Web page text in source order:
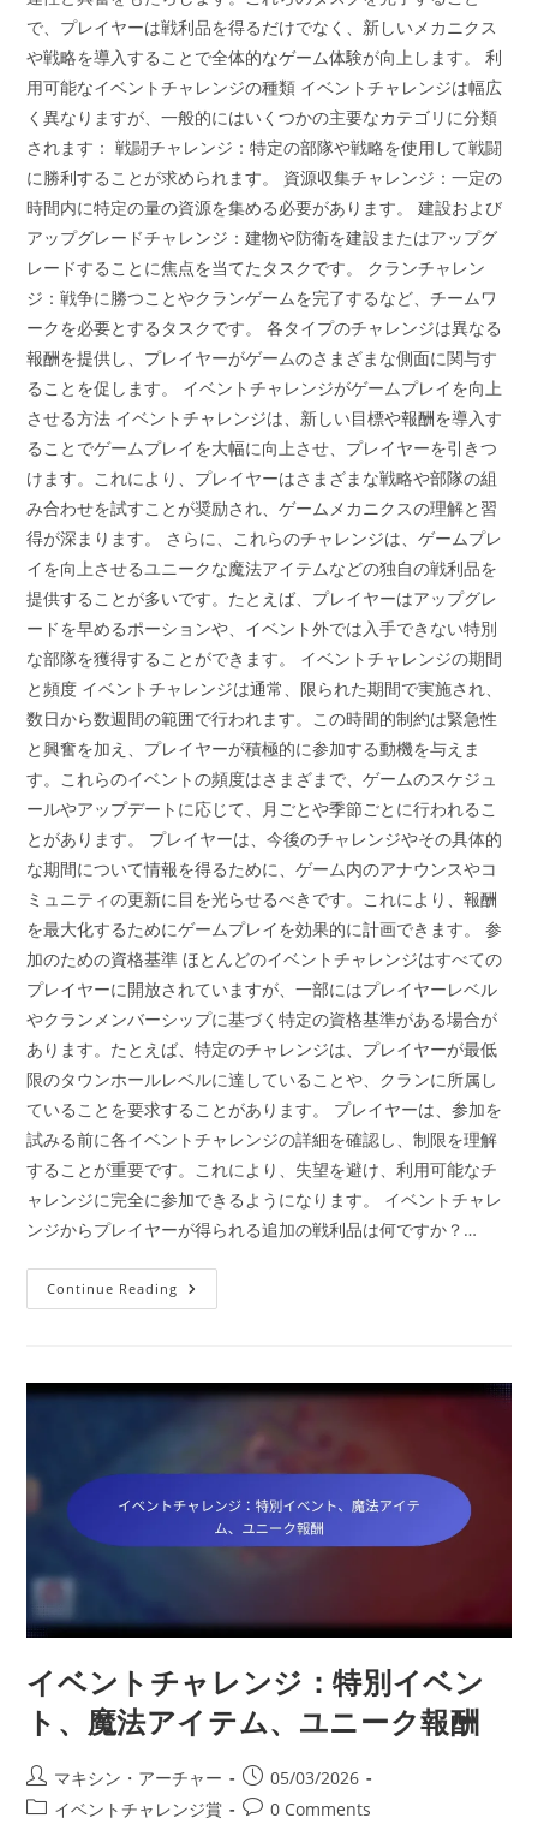
で、プレイヤーは戦利品を得るだけでなく、新しいメカニクス
や戦略を導入することで全体的なゲーム体験が向上します。 利
用可能なイベントチャレンジの種類 イベントチャレンジは幅広
く異なりますが、一般的にはいくつかの主要なカテゴリに分類
されます： 戦闘チャレンジ：特定の部隊や戦略を使用して戦闘
に勝利することが求められます。 資源収集チャレンジ：一定の
時間内に特定の量の資源を集める必要があります。 建設および
アップグレードチャレンジ：建物や防衛を建設またはアップグ
レードすることに焦点を当てたタスクです。 クランチャレン
ジ：戦争に勝つことやクランゲームを完了するなど、チームワ
ークを必要とするタスクです。 各タイプのチャレンジは異なる
報酬を提供し、プレイヤーがゲームのさまざまな側面に関与す
ることを促します。 イベントチャレンジがゲームプレイを向上
させる方法 イベントチャレンジは、新しい目標や報酬を導入す
ることでゲームプレイを大幅に向上させ、プレイヤーを引きつ
けます。これにより、プレイヤーはさまざまな戦略や部隊の組
み合わせを試すことが奨励され、ゲームメカニクスの理解と習
得が深まります。 さらに、これらのチャレンジは、ゲームプレ
イを向上させるユニークな魔法アイテムなどの独自の戦利品を
提供することが多いです。たとえば、プレイヤーはアップグレ
ードを早めるポーションや、イベント外では入手できない特別
な部隊を獲得することができます。 イベントチャレンジの期間
と頻度 イベントチャレンジは通常、限られた期間で実施され、
数日から数週間の範囲で行われます。この時間的制約は緊急性
と興奮を加え、プレイヤーが積極的に参加する動機を与えま
す。これらのイベントの頻度はさまざまで、ゲームのスケジュ
ールやアップデートに応じて、月ごとや季節ごとに行われるこ
とがあります。 プレイヤーは、今後のチャレンジやその具体的
な期間について情報を得るために、ゲーム内のアナウンスやコ
ミュニティの更新に目を光らせるべきです。これにより、報酬
を最大化するためにゲームプレイを効果的に計画できます。 参
加のための資格基準 ほとんどのイベントチャレンジはすべての
プレイヤーに開放されていますが、一部にはプレイヤーレベル
やクランメンバーシップに基づく特定の資格基準がある場合が
あります。たとえば、特定のチャレンジは、プレイヤーが最低
限のタウンホールレベルに達していることや、クランに所属し
ていることを要求することがあります。 プレイヤーは、参加を
試みる前に各イベントチャレンジの詳細を確認し、制限を理解
することが重要です。これにより、失望を避け、利用可能なチ
ャレンジに完全に参加できるようになります。 イベントチャレ
ンジからプレイヤーが得られる追加の戦利品は何ですか？…
Continue Reading イ
ベ
レ
ン
の
利
限
ン
ジ、
法
ア
イ
テ
ム
イベントチャレンジ：特別イベン
ト、魔法アイテム、ユニーク報酬
Post
author:
マキシン・アーチャー
Post
published:
05/03/2026
Postイベントチャレンジ賞
Post0 Comments